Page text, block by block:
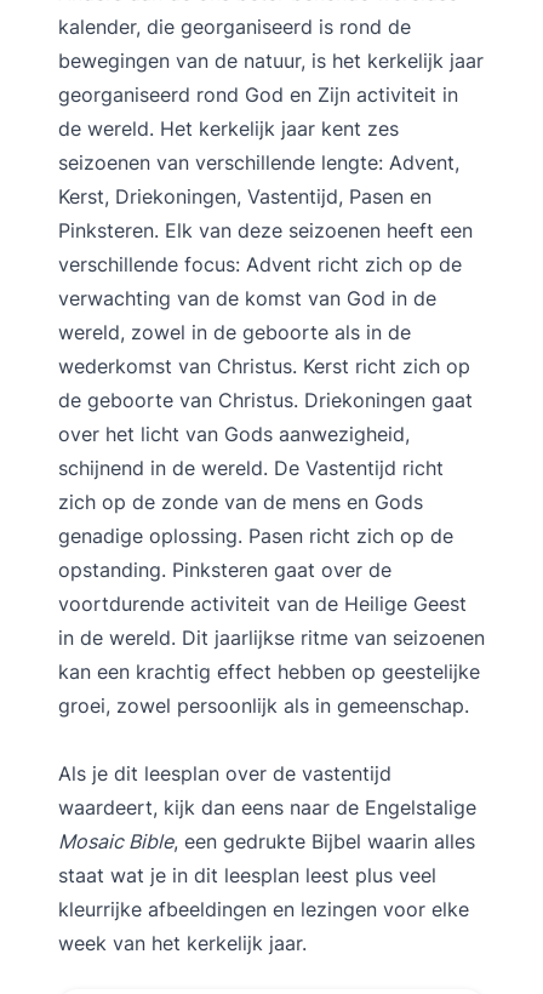
kalender, die georganiseerd is rond de
bewegingen van de natuur, is het kerkelijk jaar
georganiseerd rond God en Zijn activiteit in
de wereld. Het kerkelijk jaar kent zes
seizoenen van verschillende lengte: Advent,
Kerst, Driekoningen, Vastentijd, Pasen en
Pinksteren. Elk van deze seizoenen heeft een
verschillende focus: Advent richt zich op de
verwachting van de komst van God in de
wereld, zowel in de geboorte als in de
wederkomst van Christus. Kerst richt zich op
de geboorte van Christus. Driekoningen gaat
over het licht van Gods aanwezigheid,
schijnend in de wereld. De Vastentijd richt
zich op de zonde van de mens en Gods
genadige oplossing. Pasen richt zich op de
opstanding. Pinksteren gaat over de
voortdurende activiteit van de Heilige Geest
in de wereld. Dit jaarlijkse ritme van seizoenen
kan een krachtig effect hebben op geestelijke
groei, zowel persoonlijk als in gemeenschap.
Als je dit leesplan over de vastentijd
waardeert, kijk dan eens naar de Engelstalige
Mosaic Bible, een gedrukte Bijbel waarin alles
staat wat je in dit leesplan leest plus veel
kleurrijke afbeeldingen en lezingen voor elke
week van het kerkelijk jaar.